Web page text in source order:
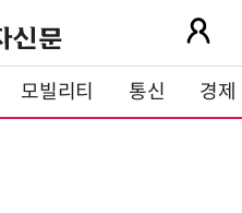
모빌리티 통신 경제